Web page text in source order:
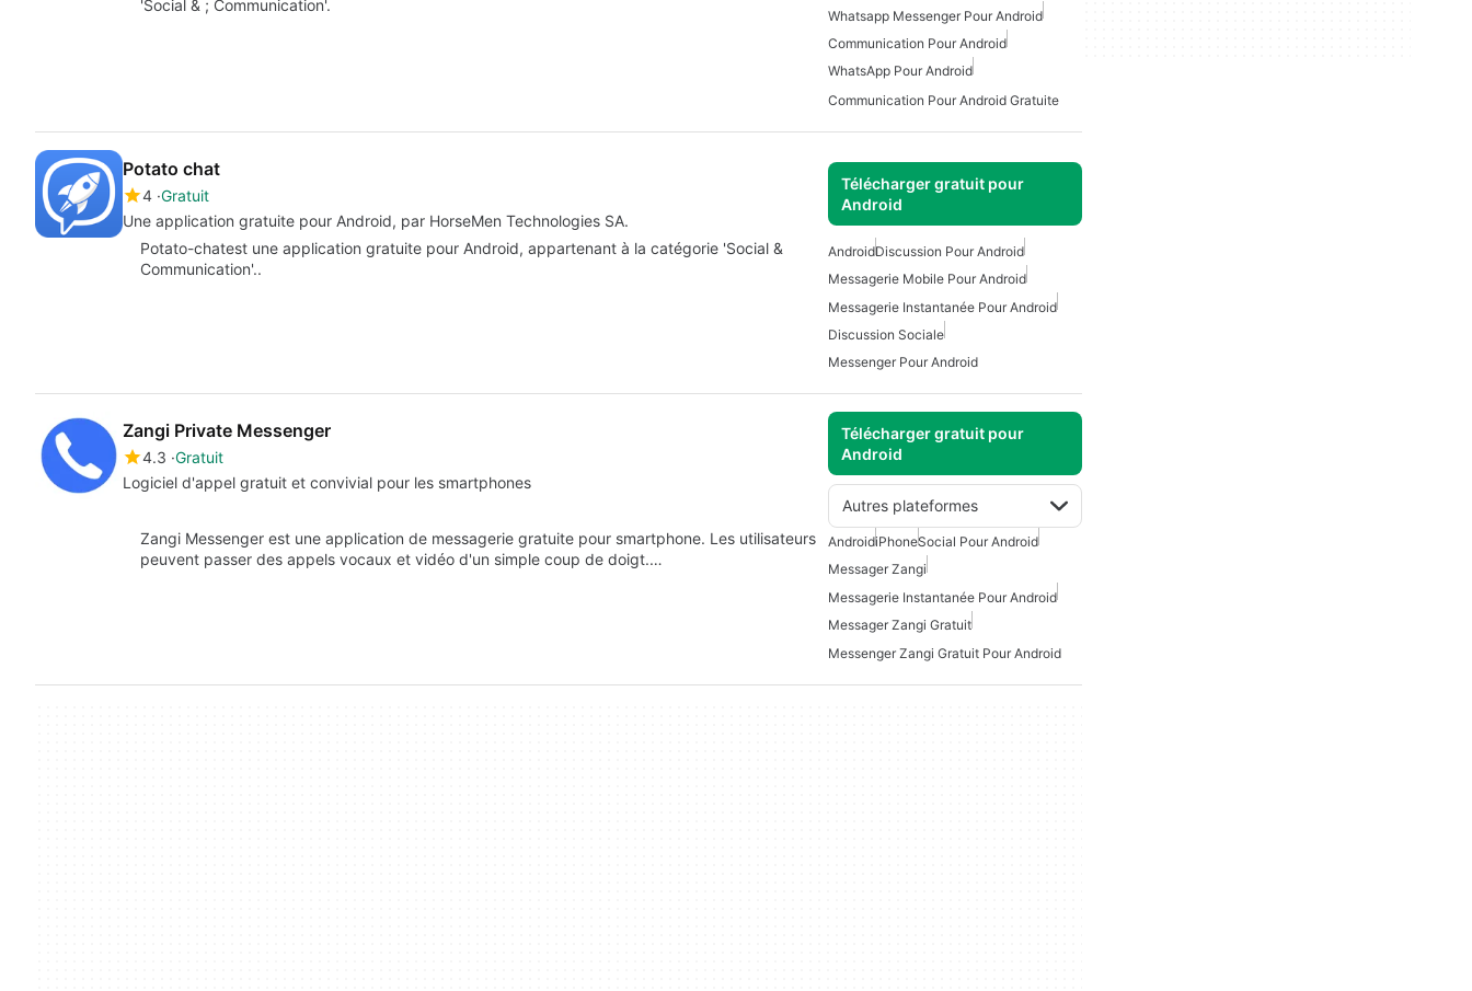
'Social & ; Communication'.
Whatsapp Messenger Pour Android
Communication Pour Android
WhatsApp Pour Android
Communication Pour Android Gratuite
Potato chat
4 Gratuit
Une application gratuite pour Android, par HorseMen Technologies SA.
Télécharger gratuit pour
Android
Potato-chatest une application gratuite pour Android, appartenant à la catégorie 'Social &
Communication'..
AndroidDiscussion Pour Android
Messagerie Mobile Pour Android
Messagerie Instantanée Pour Android
Discussion Sociale
Messenger Pour Android
Zangi Private Messenger
4.3 Gratuit
Logiciel d'appel gratuit et convivial pour les smartphones
Télécharger gratuit pour
Android
Autres plateformes
Zangi Messenger est une application de messagerie gratuite pour smartphone. Les utilisateurs
peuvent passer des appels vocaux et vidéo d'un simple coup de doigt.…
AndroidiPhoneSocial Pour Android
Messager Zangi
Messagerie Instantanée Pour Android
Messager Zangi Gratuit
Messenger Zangi Gratuit Pour Android